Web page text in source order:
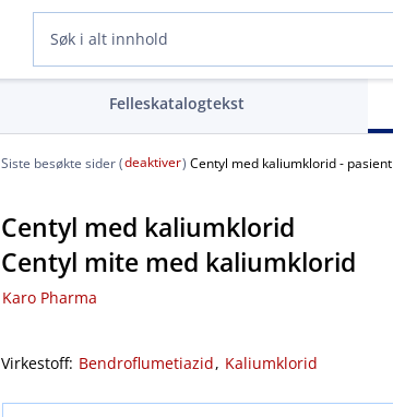
Felleskatalogtekst
Siste besøkte sider (deaktiver) Centyl med kaliumklorid - pasient
Centyl med kaliumklorid
Centyl mite med kaliumklorid
Karo Pharma
Virkestoff: Bendroflumetiazid, Kaliumklorid